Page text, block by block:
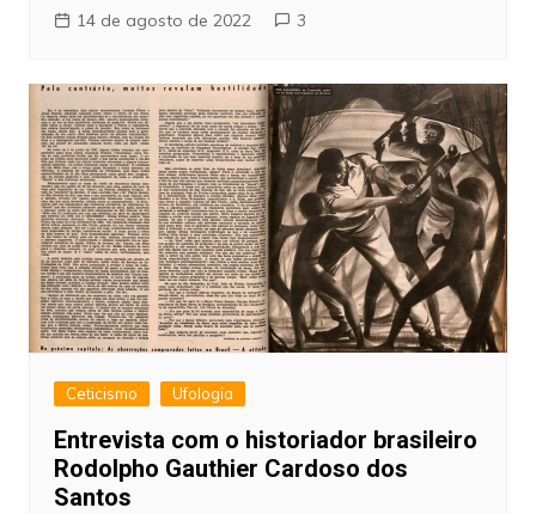
14 de agosto de 2022 3
Ceticismo Ufologia
Entrevista com o historiador brasileiro
Rodolpho Gauthier Cardoso dos
Santos